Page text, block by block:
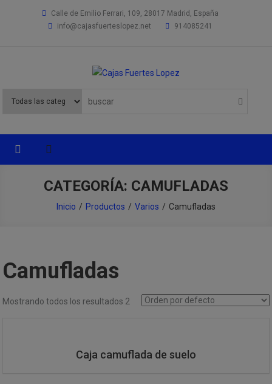
Calle de Emilio Ferrari, 109, 28017 Madrid, España
info@cajasfuerteslopez.net
914085241
CATEGORÍA: CAMUFLADAS
Inicio Productos Varios Camufladas
Camufladas
Mostrando todos los resultados 2
Caja camuflada de suelo